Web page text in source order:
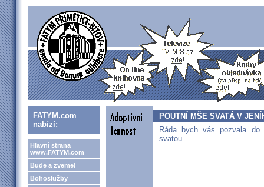
FATYM.com
nabízí:
Hlavní strana
www.FATYM.com
Bude a zveme!
Bohoslužby
POUTNÍ MŠE SVATÁ V
Ráda bych vás pozvala
svatou.